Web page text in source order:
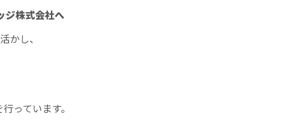
ジ株式会社へ
かし、
っています。